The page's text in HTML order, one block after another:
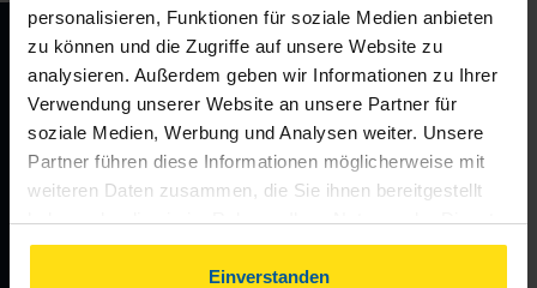
personalisieren, Funktionen für soziale Medien anbieten
zu können und die Zugriffe auf unsere Website zu
analysieren. Außerdem geben wir Informationen zu Ihrer
Verwendung unserer Website an unsere Partner für
soziale Medien, Werbung und Analysen weiter. Unsere
Partner führen diese Informationen möglicherweise mit
weiteren Daten zusammen, die Sie ihnen bereitgestellt
haben oder die sie im Rahmen Ihrer Nutzung der Dienste
gesammelt haben. Indem Sie auf Einverstanden klicken,
können Sie der Verwendung von Cookies, gemäß
Einverstanden